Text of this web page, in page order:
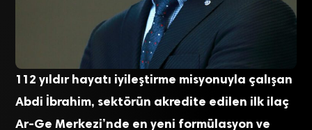
112 yıldır hayatı iyileştirme misyonuyla çalışan
Abdi İbrahim, sektörün akredite edilen ilk ilaç
Ar-Ge Merkezi’nde en yeni formülasyon ve